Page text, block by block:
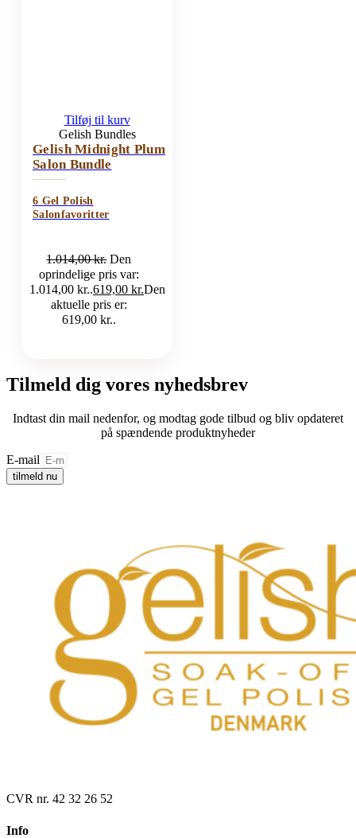
Tilføj til kurv
Gelish Bundles
Gelish Midnight Plum
Salon Bundle
6 Gel Polish
Salonfavoritter
1.014,00kr. Den
oprindelige pris var:
1.014,00 kr..619,00 kr.Den
aktuelle pris er:
619,00 kr..
Tilmeld dig vores nyhedsbrev
Indtast din mail nedenfor, og modtag gode tilbud og bliv opdateret
på spændende produktnyheder
E-mail
tilmeld nu
CVR nr. 42 32 26 52
Info